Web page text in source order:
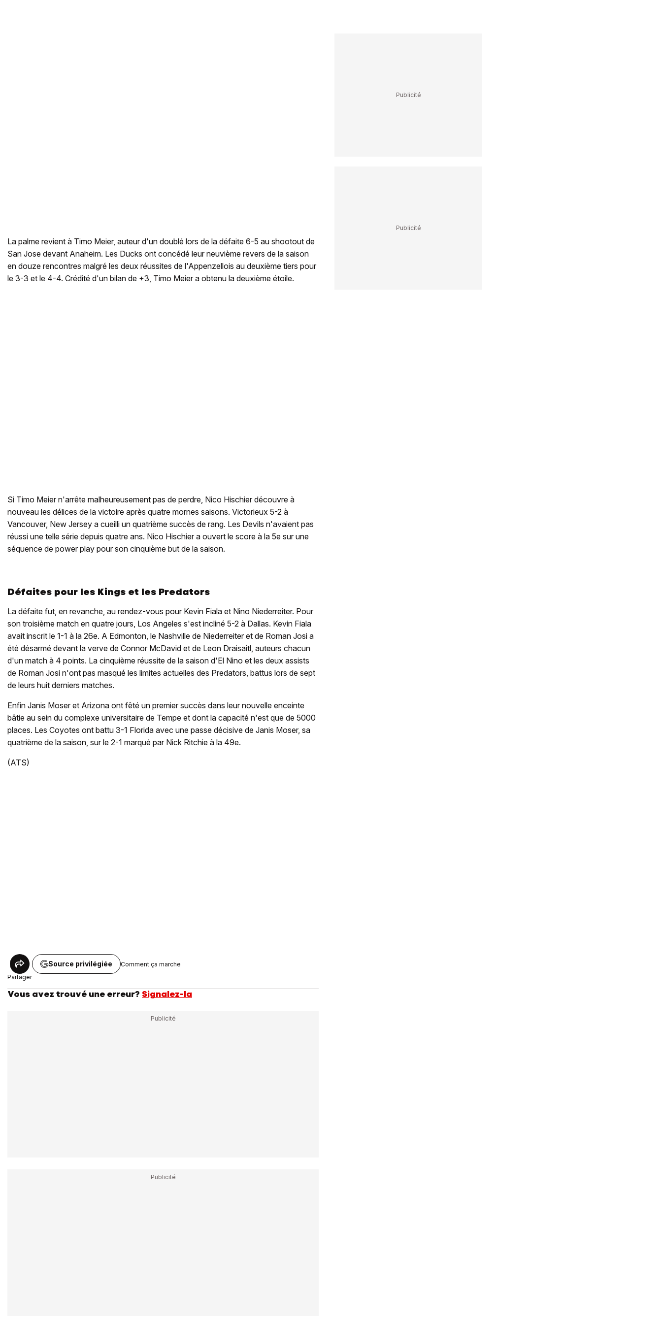
La palme revient à Timo Meier, auteur d'un doublé lors de la défaite 6-5 au shootout de
San Jose devant Anaheim. Les Ducks ont concédé leur neuvième revers de la saison
en douze rencontres malgré les deux réussites de l'Appenzellois au deuxième tiers pour
le 3-3 et le 4-4. Crédité d'un bilan de +3, Timo Meier a obtenu la deuxième étoile.
Si Timo Meier n'arrête malheureusement pas de perdre, Nico Hischier découvre à
nouveau les délices de la victoire après quatre mornes saisons. Victorieux 5-2 à
Vancouver, New Jersey a cueilli un quatrième succès de rang. Les Devils n'avaient pas
réussi une telle série depuis quatre ans. Nico Hischier a ouvert le score à la 5e sur une
séquence de power play pour son cinquième but de la saison.
Défaites pour les Kings et les Predators
La défaite fut, en revanche, au rendez-vous pour Kevin Fiala et Nino Niederreiter. Pour
son troisième match en quatre jours, Los Angeles s'est incliné 5-2 à Dallas. Kevin Fiala
avait inscrit le 1-1 à la 26e. A Edmonton, le Nashville de Niederreiter et de Roman Josi a
été désarmé devant la verve de Connor McDavid et de Leon Draisaitl, auteurs chacun
d'un match à 4 points. La cinquième réussite de la saison d'El Nino et les deux assists
de Roman Josi n'ont pas masqué les limites actuelles des Predators, battus lors de sept
de leurs huit derniers matches.
Enfin Janis Moser et Arizona ont fêté un premier succès dans leur nouvelle enceinte
bâtie au sein du complexe universitaire de Tempe et dont la capacité n'est que de 5000
places. Les Coyotes ont battu 3-1 Florida avec une passe décisive de Janis Moser, sa
quatrième de la saison, sur le 2-1 marqué par Nick Ritchie à la 49e.
(ATS)
Partager
Source privilégiée Comment ça marche
Vous avez trouvé une erreur? Signalez-la